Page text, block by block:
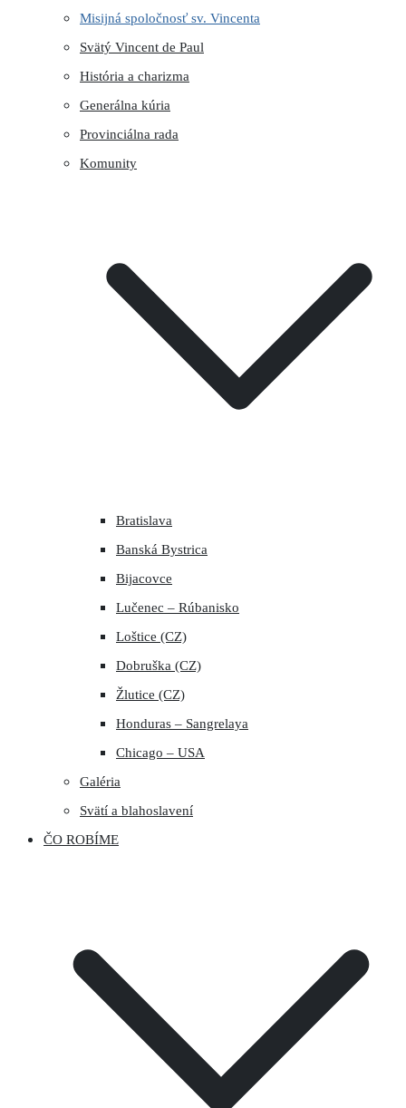
Misijná spoločnosť sv. Vincenta
Svätý Vincent de Paul
História a charizma
Generálna kúria
Provinciálna rada
Komunity
Bratislava
Banská Bystrica
Bijacovce
Lučenec – Rúbanisko
Loštice (CZ)
Dobruška (CZ)
Žlutice (CZ)
Honduras – Sangrelaya
Chicago – USA
Galéria
Svätí a blahoslavení
ČO ROBÍME